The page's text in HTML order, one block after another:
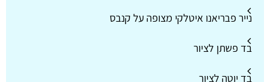
נייר פבריאנו איטלקי מצופה על קנבס
בד פשתן לציור
בד יוטה לציור